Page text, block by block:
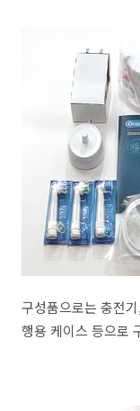
구성품으로는 충전
행용 케이스 등으로